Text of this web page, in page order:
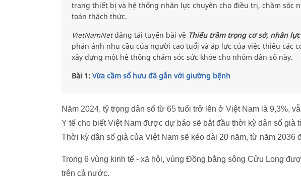
trang thiết bị và hệ thống nhân lực chuyên cho điều trị, chăm sóc
toán thách thức.
VietNamNetđăng tải tuyến bài về Thiếu trầm trọng cơ sở, nhân
phản ánh nhu cầu của người cao tuổi và áp lực của việc thiếu các
xây dựng một hệ thống chăm sóc sức khỏe cho nhóm dân số này.
Bài 1: Vừa cầm sổ hưu đã gắn với giường bệnh
Năm 2024, tỷ trọng dân số từ 65 tuổi trở lên ở Việt Nam là 9,3%,
Y tế cho biết Việt Nam được dự báo sẽ bắt đầu thời kỳ dân số già
Thời kỳ dân số già của Việt Nam sẽ kéo dài 20 năm, từ năm 2036
Trong 6 vùng kinh tế - xã hội, vùng Đồng bằng sông Cửu Long
trên cả nước.